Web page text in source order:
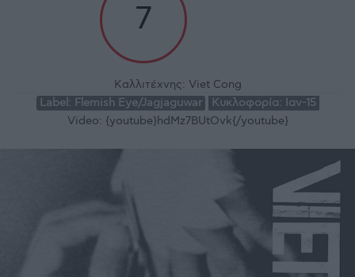
7
Καλλιτέχνης: Viet Cong
Label: Flemish Eye/Jagjaguwar Κυκλοφορία: Ιαν-15
Video: {youtube}hdMz7BUtOvk{/youtube}